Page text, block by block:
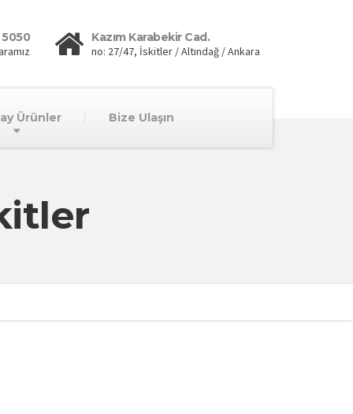
5050
Kazım Karabekir Cad.
no: 27/47, İskitler / Altındağ / Ankara
Ürünler Bize Ulaşın